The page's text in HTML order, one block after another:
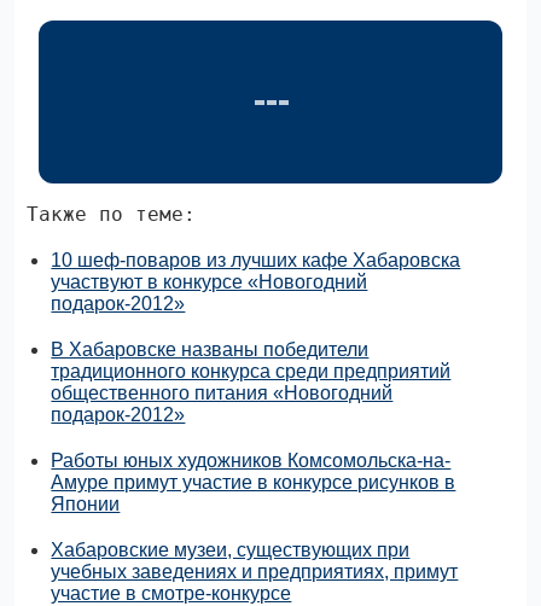
Также по теме:
10 шеф-поваров из лучших кафе Хабаровска
участвуют в конкурсе «Новогодний
подарок-2012»
В Хабаровске названы победители
традиционного конкурса среди предприятий
общественного питания «Новогодний
подарок-2012»
Работы юных художников Комсомольска-на-
Амуре примут участие в конкурсе рисунков в
Японии
Хабаровские музеи, существующих при
учебных заведениях и предприятиях, примут
участие в смотре-конкурсе